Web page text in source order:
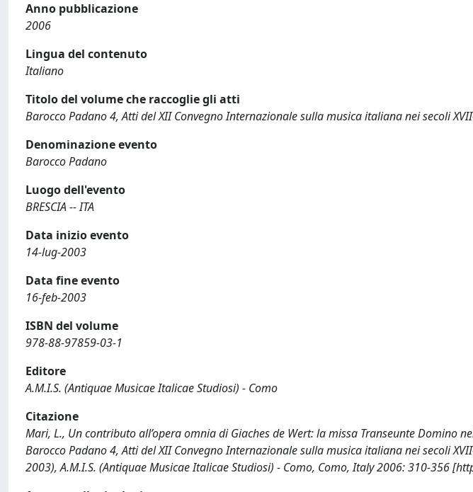
Anno pubblicazione
2006
Lingua del contenuto
Italiano
Titolo del volume che raccoglie gli atti
Barocco Padano 4, Atti del XII Convegno Internazionale sulla musica italiana nei secoli
Denominazione evento
Barocco Padano
Luogo dell'evento
BRESCIA -- ITA
Data inizio evento
14-lug-2003
Data fine evento
16-feb-2003
ISBN del volume
978-88-97859-03-1
Editore
A.M.I.S. (Antiquae Musicae Italicae Studiosi) - Como
Citazione
Mari, L., Un contributo all’opera omnia di Giaches de Wert: la missa Transeunte Domino
Barocco Padano 4, Atti del XII Convegno Internazionale sulla musica italiana nei secoli
2003), A.M.I.S. (Antiquae Musicae Italicae Studiosi) - Como, Como, Italy 2006: 310-356